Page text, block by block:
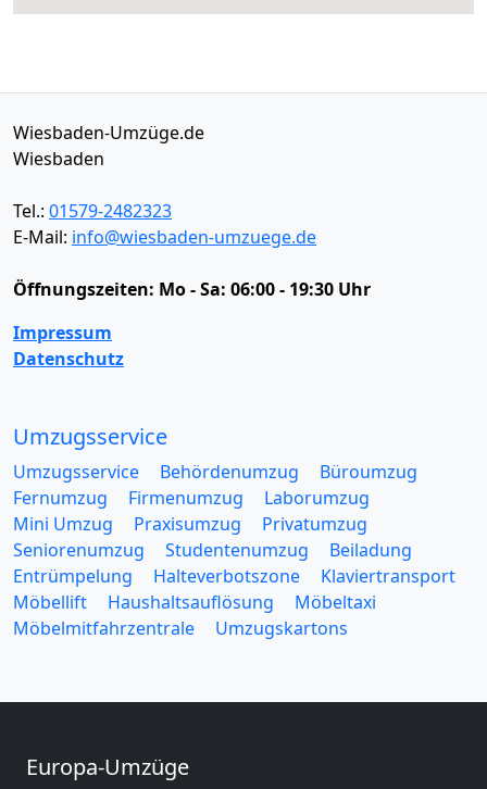
Wiesbaden-Umzüge.de
Wiesbaden
Tel.: 01579-2482323
E-Mail: info@wiesbaden-umzuege.de
Öffnungszeiten: Mo - Sa: 06:00 - 19:30 Uhr
Impressum
Datenschutz
Umzugsservice
Umzugsservice Behördenumzug
Büroumzug
Fernumzug
Firmenumzug
Laborumzug
Mini Umzug
Praxisumzug
Privatumzug
Seniorenumzug
Studentenumzug
Beiladung
Entrümpelung
Halteverbotszone
Klaviertransport
Möbellift
Haushaltsauflösung
Möbeltaxi
Möbelmitfahrzentrale
Umzugskartons
Europa-Umzüge